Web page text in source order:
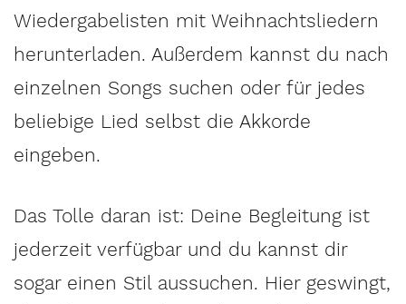
Wiedergabelisten mit Weihnachtsliedern
herunterladen. Außerdem kannst du nach
einzelnen Songs suchen oder für jedes
beliebige Lied selbst die Akkorde
eingeben.
Das Tolle daran ist: Deine Begleitung ist
jederzeit verfügbar und du kannst dir
sogar einen Stil aussuchen. Hier geswingt,